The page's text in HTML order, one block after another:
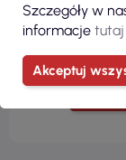
Szczegóły w
informacje tutaj
Akceptuj